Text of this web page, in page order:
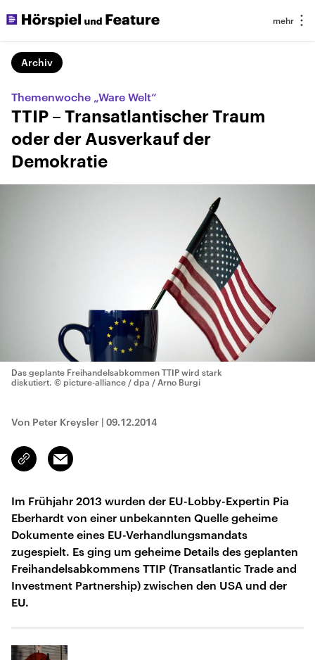
Archiv
Themenwoche „Ware Welt“
TTIP – Transatlantischer Traum
oder der Ausverkauf der
Demokratie
Das geplante Freihandelsabkommen TTIP wird stark
diskutiert. © picture-alliance / dpa / Arno Burgi
Von Peter Kreysler | 09.12.2014
Link
kopieren/teilen
Email
Im Frühjahr 2013 wurden der EU-Lobby-Expertin Pia
Eberhardt von einer unbekannten Quelle geheime
Dokumente eines EU-Verhandlungsmandats
zugespielt. Es ging um geheime Details des geplanten
Freihandelsabkommens TTIP (Transatlantic Trade and
Investment Partnership) zwischen den USA und der
EU.